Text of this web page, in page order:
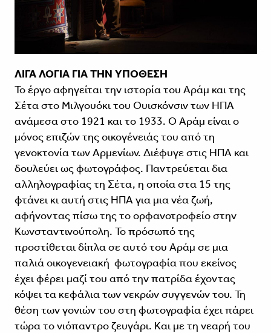
ΛΙΓΑ ΛΟΓΙΑ ΓΙΑ ΤΗΝ ΥΠΟΘΕΣΗ
Το έργο αφηγείται την ιστορία του Αράμ και της
Σέτα στο Μιλγουόκι του Ουισκόνσιν των ΗΠΑ
ανάμεσα στο 1921 και το 1933. Ο Αράμ είναι ο
μόνος επιζών της οικογένειάς του από τη
γενοκτονία των Αρμενίων. Διέφυγε στις ΗΠΑ και
δουλεύει ως φωτογράφος. Παντρεύεται δια
αλληλογραφίας τη Σέτα, η οποία στα 15 της
φτάνει κι αυτή στις ΗΠΑ για μια νέα ζωή,
αφήνοντας πίσω της το ορφανοτροφείο στην
Κωνσταντινούπολη. Το πρόσωπό της
προστίθεται δίπλα σε αυτό του Αράμ σε μια
παλιά οικογενειακή φωτογραφία που εκείνος
έχει φέρει μαζί του από την πατρίδα έχοντας
κόψει τα κεφάλια των νεκρών συγγενών του. Τη
θέση των γονιών του στη φωτογραφία έχει πάρει
τώρα το νιόπαντρο ζευγάρι. Και με τη νεαρή του